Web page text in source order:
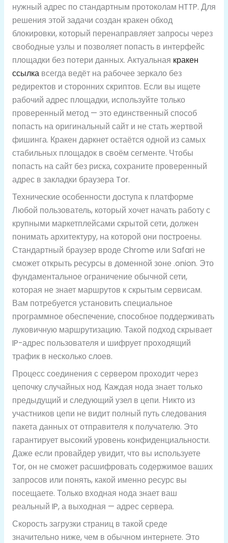
нужный адрес по стандартным протоколам HTTP. Для
решения этой задачи создан кракен обход
блокировки, который перенаправляет запросы через
свободные узлы и позволяет попасть в интерфейс
площадки без потери данных. Актуальная кракен
ссылкавсегда ведёт на рабочее зеркало без
редиректов и сторонних скриптов. Если вы ищете
рабочий адрес площадки, используйте только
проверенный метод — это единственный способ
попасть на оригинальный сайт и не стать жертвой
фишинга. Кракен даркнет остаётся одной из самых
стабильных площадок в своём сегменте. Чтобы
попасть на сайт без риска, сохраните проверенный
адрес в закладки браузера Tor.
Технические особенности доступа к платформе
Любой пользователь, который хочет начать работу с
крупными маркетплейсами скрытой сети, должен
понимать архитектуру, на которой они построены.
Стандартный браузер вроде Chrome или Safari не
сможет открыть ресурсы в доменной зоне .onion. Это
фундаментальное ограничение обычной сети,
которая не знает маршрутов к скрытым сервисам.
Вам потребуется установить специальное
программное обеспечение, способное поддерживать
луковичную маршрутизацию. Такой подход скрывает
IP-адрес пользователя и шифрует проходящий
трафик в несколько слоев.
Процесс соединения с сервером проходит через
цепочку случайных нод. Каждая нода знает только
предыдущий и следующий узел в цепи. Никто из
участников цепи не видит полный путь следования
пакета данных от отправителя к получателю. Это
гарантирует высокий уровень конфиденциальности.
Даже если провайдер увидит, что вы используете
Tor, он не сможет расшифровать содержимое ваших
запросов или понять, какой именно ресурс вы
посещаете. Только входная нода знает ваш
реальный IP, а выходная — адрес сервера.
Скорость загрузки страниц в такой среде
значительно ниже, чем в обычном интернете. Это